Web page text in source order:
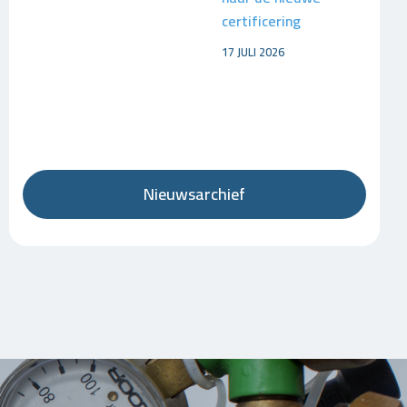
certificering
17 JULI 2026
Nieuwsarchief